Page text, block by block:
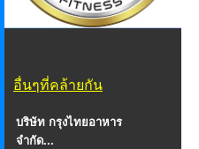
อื่นๆที่คล้ายกัน
บริษัท กรุงไทยอาหาร
จำกัด...